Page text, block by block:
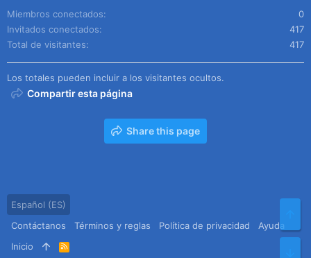
Miembros conectados
0
Invitados conectados
417
Total de visitantes
417
Los totales pueden incluir a los visitantes ocultos.
Compartir esta página
Share this page
Español (ES)
Contáctanos
Términos y reglas Política de privacidad
Ayuda
Inicio
R
S